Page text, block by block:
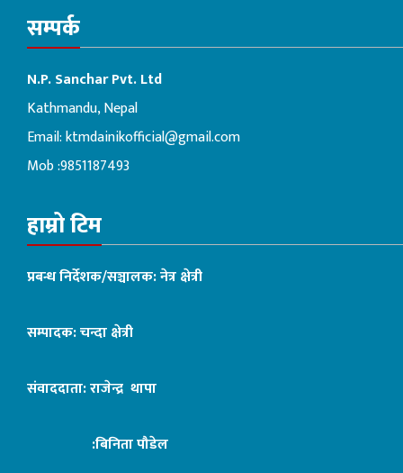
सम्पर्क
N.P. Sanchar Pvt. Ltd
Kathmandu, Nepal
Email:ktmdainikofficial@gmail.com
Mob :9851187493
हाम्रो टिम
प्रबन्ध निर्देशक/सञ्चालक: नेत्र क्षेत्री
सम्पादक: चन्दा क्षेत्री
संवाददाता: राजेन्द्र थापा
:बिनिता पौडेल